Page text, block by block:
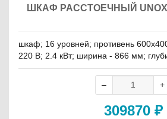
ШКАФ РАССТОЕЧНЫЙ UNOX
шкаф; 16 уровней; противень
220 В; 2.4 кВт; ширина - 866 мм;
309870 ₽